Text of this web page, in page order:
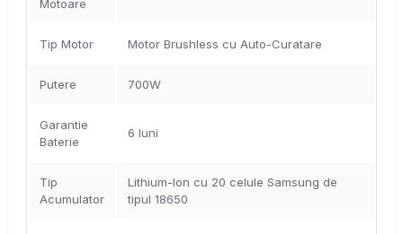
Motoare
Tip Motor Motor Brushless cu Auto-Curatare
Putere 700W
Garantie
Baterie
6 luni
Tip
Acumulator
Lithium-Ion cu 20 celule Samsung de
tipul 18650